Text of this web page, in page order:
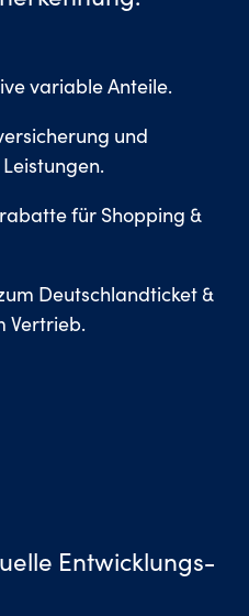
variable Anteile.
und
für Shopping &
Deutschlandticket &
Vertrieb.
Entwicklungs­